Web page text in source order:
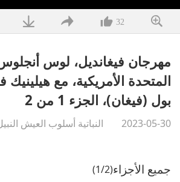
32
مهرجان فيغانديل، لوس
المتحدة الأمريكية، مع
بول (فيغان)، الجزء 1 من 2
2023-05-30 النباتية أسلوب العيش
جميع الأجزاء(1/2)